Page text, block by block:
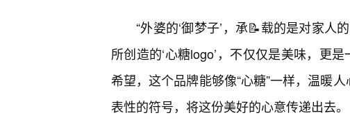
“外婆的‘御梦子’，承📝载的是对家
所创造的‘心糖logo’，不仅仅是美味，更
希望，这个品牌能够像“心糖”一样，温暖
表性的符号，将这份美好的心意传递出去。